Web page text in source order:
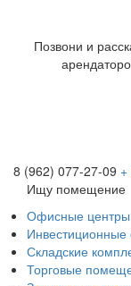
Позвони и
8 (962) 077-27-09
Ищу помещение
Офисные центры
Инвестиционные
Складские
Торговые